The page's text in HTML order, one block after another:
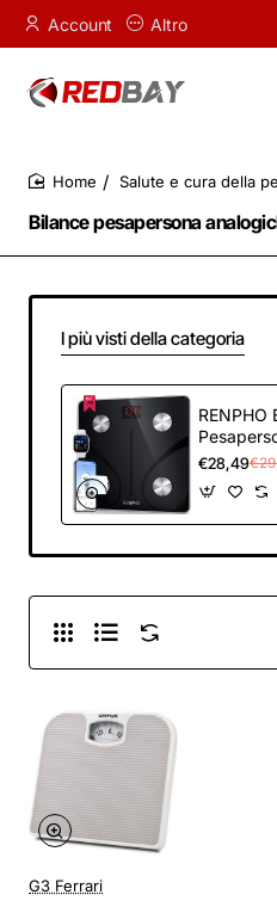
Account Altro
Bilance pesapersona
Salute e cura della
I più visti della categoria
RENPHO
Digitale,
Bilancia
Pesa
280mm/
€28,49
G3 Ferrari